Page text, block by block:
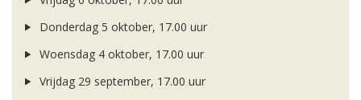
Donderdag 5 oktober, 17.00 uur
Woensdag 4 oktober, 17.00 uur
Vrijdag 29 september, 17.00 uur